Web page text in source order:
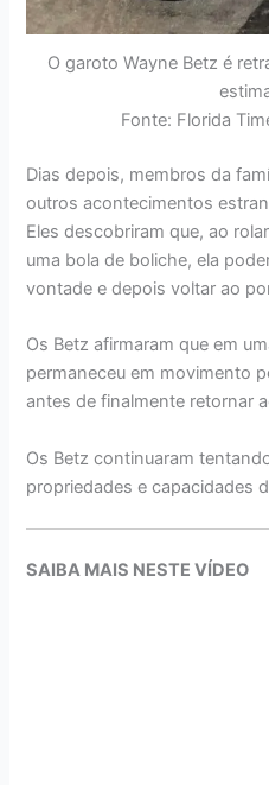
O garoto Wayne Betz é
Fonte: Florida
Dias depois, membros da
outros acontecimentos
Eles descobriram que, ao
uma bola de boliche, ela
vontade e depois voltar ao
Os Betz afirmaram que em
permaneceu em movimento
antes de finalmente retornar
Os Betz continuaram
propriedades e capacidades
SAIBA MAIS NESTE VÍDEO